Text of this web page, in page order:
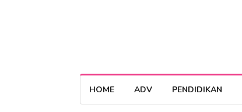
HOME ADV PENDIDIKAN